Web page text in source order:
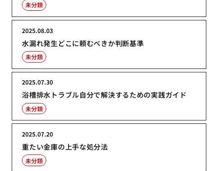
未分類
水漏れ発生どこに頼むべきか判断基準
2025.08.03
未分類
浴槽排水トラブル自分で解決するための実践ガイド
2025.07.30
未分類
重たい金庫の上手な処分法
2025.07.20
未分類